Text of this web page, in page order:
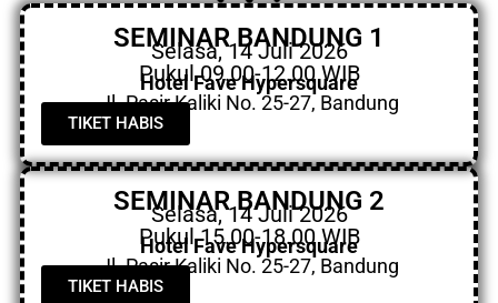
SEMINAR BANDUNG 1
Selasa, 14 Juli 2026
Pukul 09.00-12.00 WIB
Hotel Fave Hypersquare
Jl. Pasir Kaliki No. 25-27, Bandung
TIKET HABIS
SEMINAR BANDUNG 2
Selasa, 14 Juli 2026
Pukul 15.00-18.00 WIB
Hotel Fave Hypersquare
Jl. Pasir Kaliki No. 25-27, Bandung
TIKET HABIS